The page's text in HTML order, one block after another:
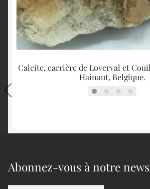
Calcite, carrière de Loverval et
Hainaut, Belgique.
Abonnez-vous à notre